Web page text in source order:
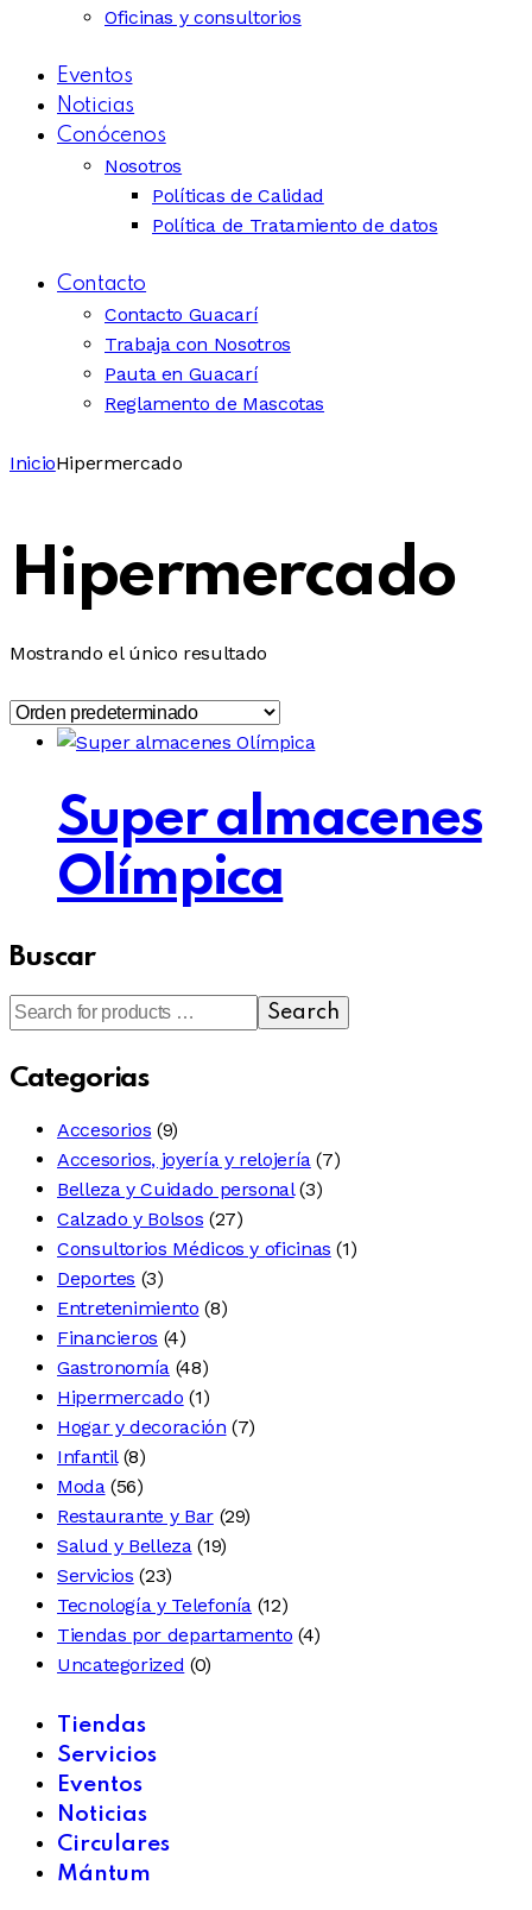
Oficinas y consultorios
Eventos
Noticias
Conócenos
Nosotros
Políticas de Calidad
Política de Tratamiento de datos
Contacto
Contacto Guacarí
Trabaja con Nosotros
Pauta en Guacarí
Reglamento de Mascotas
InicioHipermercado
Hipermercado
Mostrando el único resultado
Super almacenes
Olímpica
Buscar
Search
Categorias
Accesorios (9)
Accesorios, joyería y relojería (7)
Belleza y Cuidado personal (3)
Calzado y Bolsos (27)
Consultorios Médicos y oficinas (1)
Deportes (3)
Entretenimiento (8)
Financieros (4)
Gastronomía (48)
Hipermercado (1)
Hogar y decoración (7)
Infantil (8)
Moda (56)
Restaurante y Bar (29)
Salud y Belleza (19)
Servicios (23)
Tecnología y Telefonía (12)
Tiendas por departamento (4)
Uncategorized (0)
Tiendas
Servicios
Eventos
Noticias
Circulares
Mántum